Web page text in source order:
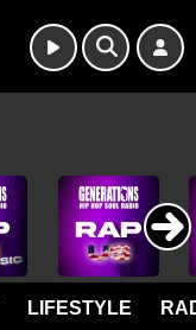
LIFESTYLE